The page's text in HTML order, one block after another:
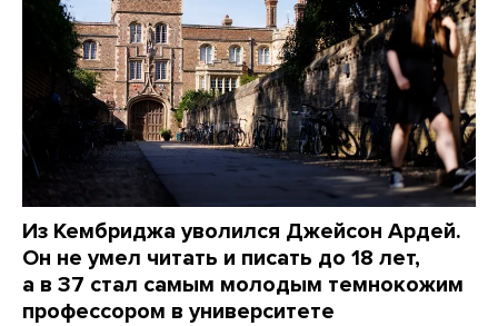
Из Кембриджа уволился Джейсон Ардей.
Он не умел читать и писать до 18 лет,
а в 37 стал самым молодым темнокожим
профессором в университете